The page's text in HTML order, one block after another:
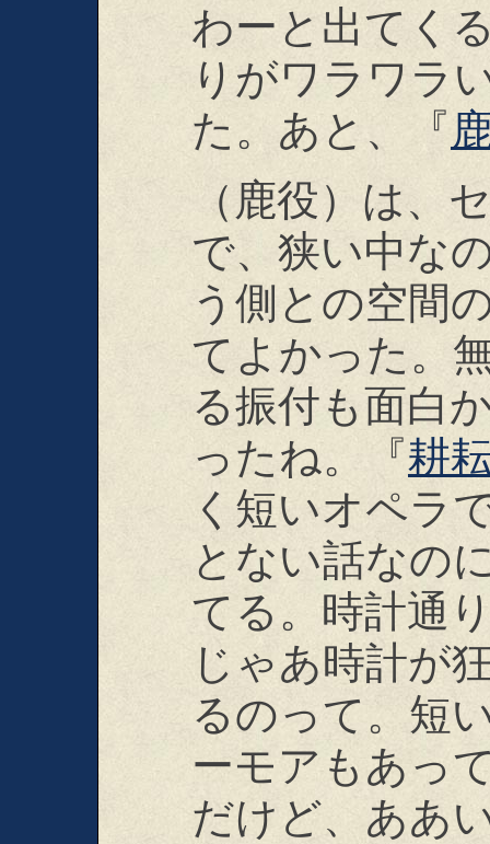
わーと出てく
りがワラワラ
た。あと、『
（鹿役）は、
で、狭い中な
う側との空間
てよかった。
る振付も面白
ったね。『耕
く短いオペラ
とない話なの
てる。時計通
じゃあ時計が
るのって。短
ーモアもあっ
だけど、ああ